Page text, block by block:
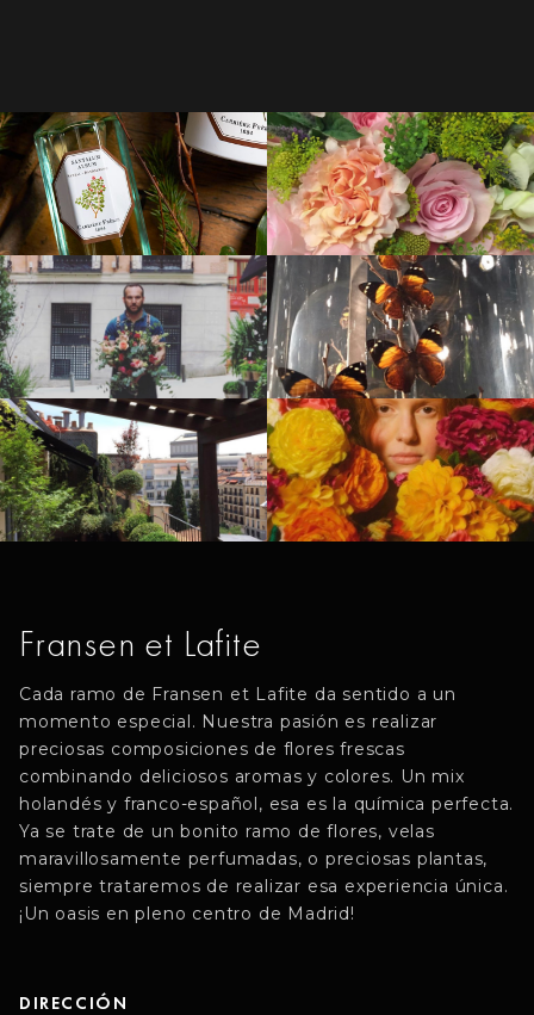
Fransen et Lafite
Cada ramo de Fransen et Lafite da sentido a un
momento especial. Nuestra pasión es realizar
preciosas composiciones de flores frescas
combinando deliciosos aromas y colores. Un mix
holandés y franco-español, esa es la química perfecta.
Ya se trate de un bonito ramo de flores, velas
maravillosamente perfumadas, o preciosas plantas,
siempre trataremos de realizar esa experiencia única.
¡Un oasis en pleno centro de Madrid!
DIRECCIÓN